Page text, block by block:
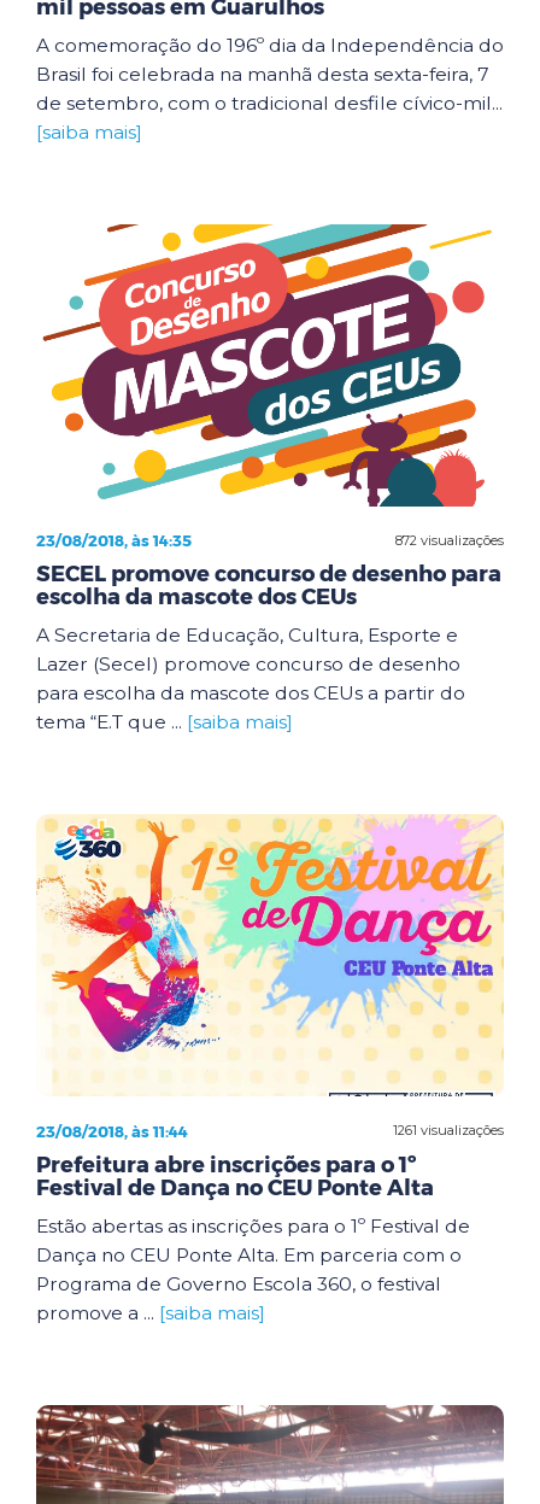
mil pessoas em Guarulhos
A comemoração do 196º dia da Independência do
Brasil foi celebrada na manhã desta sexta-feira, 7
de setembro, com o tradicional desfile cívico-mil...
[saiba mais]
872 visualizações
23/08/2018, às 14:35
SECEL promove concurso de desenho para
escolha da mascote dos CEUs
A Secretaria de Educação, Cultura, Esporte e
Lazer (Secel) promove concurso de desenho
para escolha da mascote dos CEUs a partir do
tema “E.T que ... [saiba mais]
1261 visualizações
23/08/2018, às 11:44
Prefeitura abre inscrições para o 1º
Festival de Dança no CEU Ponte Alta
Estão abertas as inscrições para o 1º Festival de
Dança no CEU Ponte Alta. Em parceria com o
Programa de Governo Escola 360, o festival
promove a ... [saiba mais]